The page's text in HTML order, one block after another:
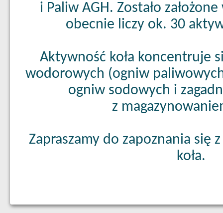
i Paliw AGH. Zostało
obecnie liczy ok. 30
Aktywność koła koncentruje
wodorowych (ogniw
ogniw sodowych i
z
Zapraszamy do zapoznania się
koła.